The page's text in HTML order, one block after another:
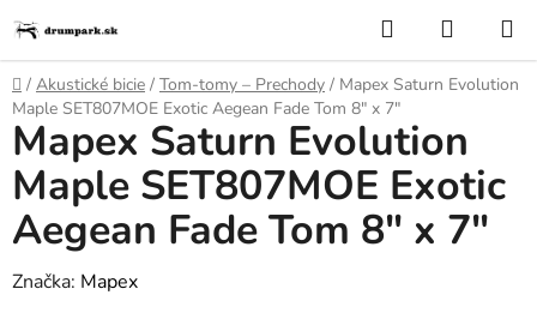
na
obsah
Hľadať
KOŠÍK
Domov
/ Akustické bicie / Tom-tomy – Prechody / Mapex Saturn Evolution
Maple SET807MOE Exotic Aegean Fade Tom 8" x 7"
Mapex Saturn Evolution
Maple SET807MOE Exotic
Aegean Fade Tom 8" x 7"
Značka: Mapex